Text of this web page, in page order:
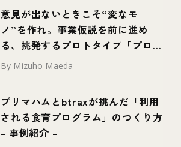
意見が出ないときこそ“変なモ
ノ”を作れ。事業仮説を前に進め
る、挑発するプロトタイプ「プロボ
タイプ」とは
By Mizuho Maeda
プリマハムとbtraxが挑んだ「利用
される食育プログラム」のつくり方
– 事例紹介 –